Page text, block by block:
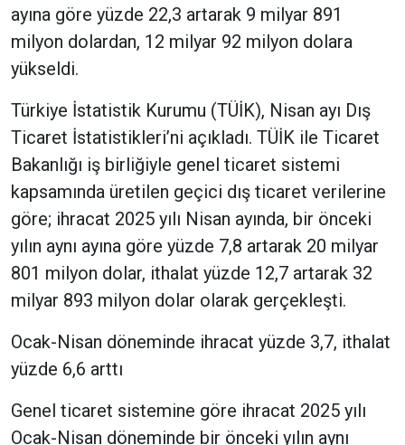
ayına göre yüzde 22,3 artarak 9 milyar 891
milyon dolardan, 12 milyar 92 milyon dolara
yükseldi.
Türkiye İstatistik Kurumu (TÜİK), Nisan ayı Dış
Ticaret İstatistikleri’ni açıkladı. TÜİK ile Ticaret
Bakanlığı iş birliğiyle genel ticaret sistemi
kapsamında üretilen geçici dış ticaret verilerine
göre; ihracat 2025 yılı Nisan ayında, bir önceki
yılın aynı ayına göre yüzde 7,8 artarak 20 milyar
801 milyon dolar, ithalat yüzde 12,7 artarak 32
milyar 893 milyon dolar olarak gerçekleşti.
Ocak-Nisan döneminde ihracat yüzde 3,7, ithalat
yüzde 6,6 arttı
Genel ticaret sistemine göre ihracat 2025 yılı
Ocak-Nisan döneminde bir önceki yılın aynı